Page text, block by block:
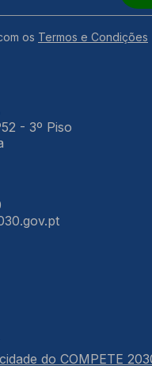
os Termos e Condições
- 3º Piso
do COMPETE